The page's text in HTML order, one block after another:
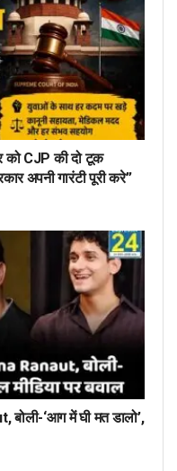
CJP की दो टूक
अपनी गारंटी पूरी करे”
‘आग में घी मत डालो’,